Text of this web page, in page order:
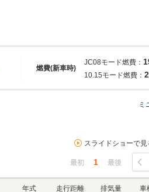
燃費(新車時)
JC08モード燃費：
10.15モード燃費：
ミ
スライドショーで見
最初 1 最後
年式
走行距離
排気量
車